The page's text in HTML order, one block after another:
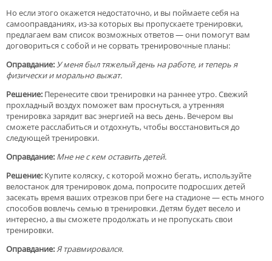
Но если этого окажется недостаточно, и вы поймаете себя на
самооправданиях, из-за которых вы пропускаете тренировки,
предлагаем вам список возможных ответов — они помогут вам
договориться с собой и не сорвать тренировочные планы:
Оправдание:У меня был тяжелый день на работе, и теперь я
физически и морально выжат.
Решение: Перенесите свои тренировки на раннее утро. Свежий
прохладный воздух поможет вам проснуться, а утренняя
тренировка зарядит вас энергией на весь день. Вечером вы
сможете расслабиться и отдохнуть, чтобы восстановиться до
следующей тренировки.
Оправдание: Мне не с кем оставить детей.
Решение: Купите коляску, с которой можно бегать, используйте
велостанок для тренировок дома, попросите подросших детей
засекать время ваших отрезков при беге на стадионе — есть много
способов вовлечь семью в тренировки. Детям будет весело и
интересно, а вы сможете продолжать и не пропускать свои
тренировки.
Оправдание:Я травмировался.